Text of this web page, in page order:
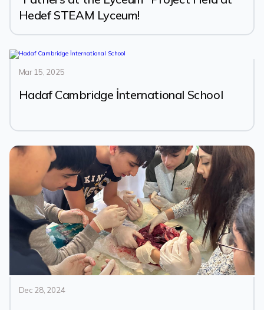
Hedef STEAM Lyceum!
Mar 15, 2025
Hadaf Cambridge İnternational School
Dec 28, 2024